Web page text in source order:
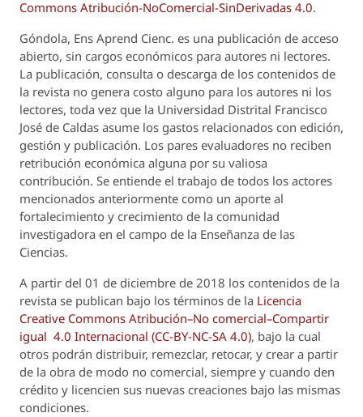
Commons Atribución-NoComercial-SinDerivadas 4.0.
Góndola, Ens Aprend Cienc. es una publicación de acceso
abierto, sin cargos económicos para autores ni lectores.
La publicación, consulta o descarga de los contenidos de
la revista no genera costo alguno para los autores ni los
lectores, toda vez que la Universidad Distrital Francisco
José de Caldas asume los gastos relacionados con edición,
gestión y publicación. Los pares evaluadores no reciben
retribución económica alguna por su valiosa
contribución. Se entiende el trabajo de todos los actores
mencionados anteriormente como un aporte al
fortalecimiento y crecimiento de la comunidad
investigadora en el campo de la Enseñanza de las
Ciencias.
A partir del 01 de diciembre de 2018 los contenidos de la
revista se publican bajo los términos de la Licencia
Creative Commons Atribución–No comercial–Compartir
igual 4.0 Internacional (CC-BY-NC-SA 4.0), bajo la cual
otros podrán distribuir, remezclar, retocar, y crear a partir
de la obra de modo no comercial, siempre y cuando den
crédito y licencien sus nuevas creaciones bajo las mismas
condiciones.